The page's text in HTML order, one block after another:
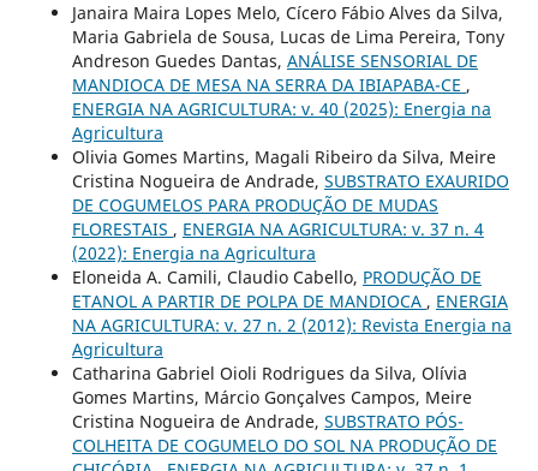
Janaira Maira Lopes Melo, Cícero Fábio Alves da Silva,
Maria Gabriela de Sousa, Lucas de Lima Pereira, Tony
Andreson Guedes Dantas, ANÁLISE SENSORIAL DE
MANDIOCA DE MESA NA SERRA DA IBIAPABA-CE ,
ENERGIA NA AGRICULTURA: v. 40 (2025): Energia na
Agricultura
Olivia Gomes Martins, Magali Ribeiro da Silva, Meire
Cristina Nogueira de Andrade, SUBSTRATO EXAURIDO
DE COGUMELOS PARA PRODUÇÃO DE MUDAS
FLORESTAIS , ENERGIA NA AGRICULTURA: v. 37 n. 4
(2022): Energia na Agricultura
Eloneida A. Camili, Claudio Cabello, PRODUÇÃO DE
ETANOL A PARTIR DE POLPA DE MANDIOCA , ENERGIA
NA AGRICULTURA: v. 27 n. 2 (2012): Revista Energia na
Agricultura
Catharina Gabriel Oioli Rodrigues da Silva, Olívia
Gomes Martins, Márcio Gonçalves Campos, Meire
Cristina Nogueira de Andrade, SUBSTRATO PÓS-
COLHEITA DE COGUMELO DO SOL NA PRODUÇÃO DE